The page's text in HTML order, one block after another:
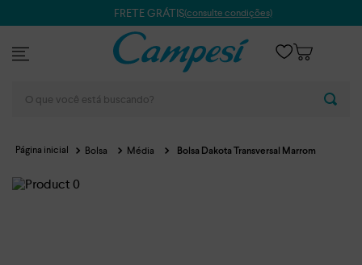
FRETE GRÁTIS(consulte condições)
Bolsa Média Bolsa Dakota Transversal Marrom